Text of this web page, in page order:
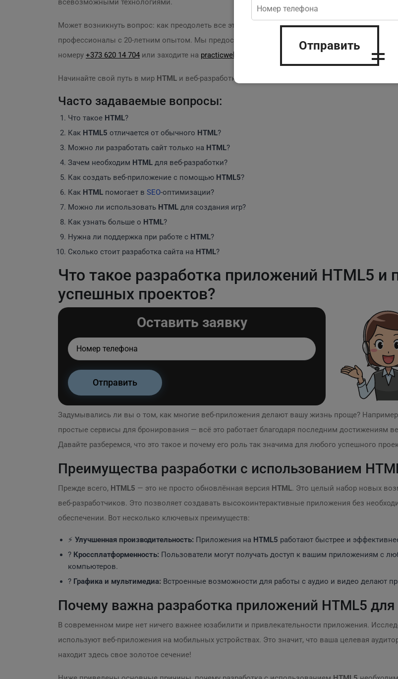
всевозможными технологиями.
Может возникнуть вопрос: как преодолеть все эти преграды и приступить к разработке?
профессионалы с 20-летним опытом. Мы предоставляем весь спектр услуг, от создания
номеру +373 620 14 704 или заходите на practicweb.md
Начинайте свой путь в мир HTML и веб-разработки с нами! Мы обещаем качество и гарантию
Часто задаваемые вопросы:
Что такое HTML?
Как HTML5 отличается от обычного HTML?
Можно ли разработать сайт только на HTML?
Зачем необходим HTML для веб-разработки?
Как создать веб-приложение с помощью HTML5?
Как HTML помогает в SEO-оптимизации?
Можно ли использовать HTML для создания игр?
Как узнать больше о HTML?
Нужна ли поддержка при работе с HTML?
Сколько стоит разработка сайта на HTML?
Что такое разработка приложений HTML5 и
успешных проектов?
Оставить заявку
Задумывались ли вы о том, как многие веб-приложения делают вашу жизнь проще?
простые сервисы для бронирования — всё это работает благодаря последним достижениям
Давайте разберемся, что это такое и почему его роль так значима для любого успешного
Преимущества разработки с использованием
Прежде всего, HTML5 — это не просто обновлённая версия HTML. Это целый набор новых
веб-разработчиков. Это позволяет создавать высокоинтерактивные приложения без
обеспечении. Вот несколько ключевых преимуществ:
⚡️ Улучшенная производительность: Приложения на HTML5 работают быстрее и
? Кроссплатформенность: Пользователи могут получать доступ к вашим приложениям с
компьютеров.
? Графика и мультимедиа: Встроенные возможности для работы с аудио и видео делают
Почему важна разработка приложений HTML5
В современном мире нет ничего важнее юзабилити и привлекательности приложения.
используют веб-приложения на мобильных устройствах. Это значит, что ваша целевая
находит здесь свое золотое сечение!
Отправить